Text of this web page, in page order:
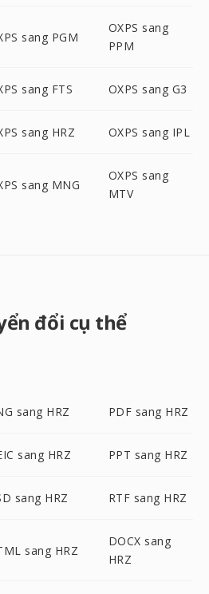
sang PGM
OXPS sang
PPM
sang FTS OXPS sang G3
sang HRZ OXPS sang IPL
sang MNG
OXPS sang
MTV
đổi cụ thể
sang HRZ PDF sang HRZ
sang HRZ PPT sang HRZ
sang HRZ RTF sang HRZ
sang HRZ
DOCX sang
HRZ